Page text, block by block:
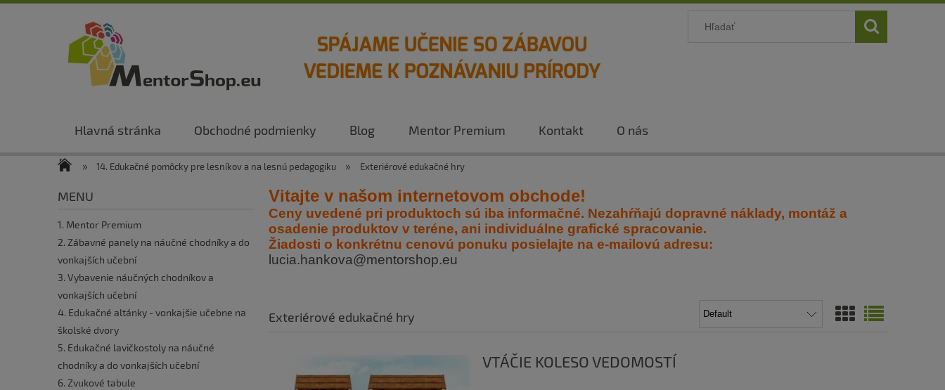
Hlavná stránka Obchodné podmienky Blog Mentor Premium Kontakt O nás
» 14. Edukačné pomôcky pre lesníkov a na lesnú pedagogiku » Exteriérové edukačné hry
MENU
1. Mentor Premium
2. Zábavné panely na náučné chodníky a do
vonkajších učební
3. Vybavenie náučných chodníkov a
vonkajších učební
4. Edukačné altánky - vonkajšie učebne na
školské dvory
5. Edukačné lavičkostoly na náučné
chodníky a do vonkajších učební
6. Zvukové tabule
Vitajte v našom internetovom obchode!
Ceny uvedené pri produktoch sú iba informačné. Nezahŕňajú dopravné náklady, montáž a
osadenie produktov v teréne, ani individuálne grafické spracovanie.
Žiadosti o konkrétnu cenovú ponuku posielajte na e-mailovú adresu:
lucia.hankova@mentorshop.eu
Exteriérové edukačné hry
VTÁČIE KOLESO VEDOMOSTÍ